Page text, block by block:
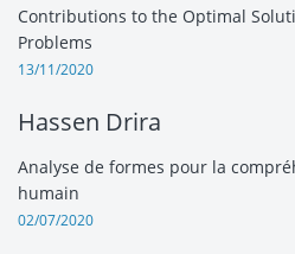
Contributions to the Optimal
Problems
13/11/2020
Hassen Drira
Analyse de formes pour la
humain
02/07/2020